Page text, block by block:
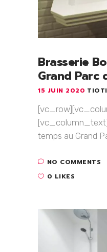
Brasserie
Grand Parc
15 JUIN 2020
temps au Grand
NO COMMENTS
0 LIKES